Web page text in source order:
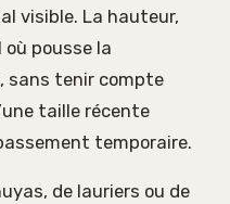
visible. La hauteur,
où pousse la
sans tenir compte
taille récente
temporaire.
de lauriers ou de